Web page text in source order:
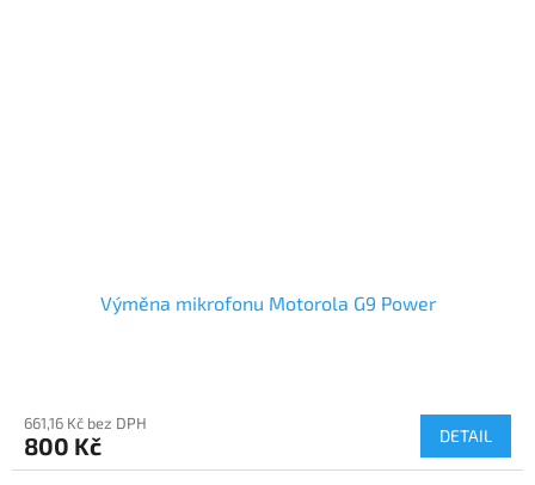
Výměna mikrofonu Motorola G9 Power
661,16 Kč bez DPH
800 Kč DETAIL